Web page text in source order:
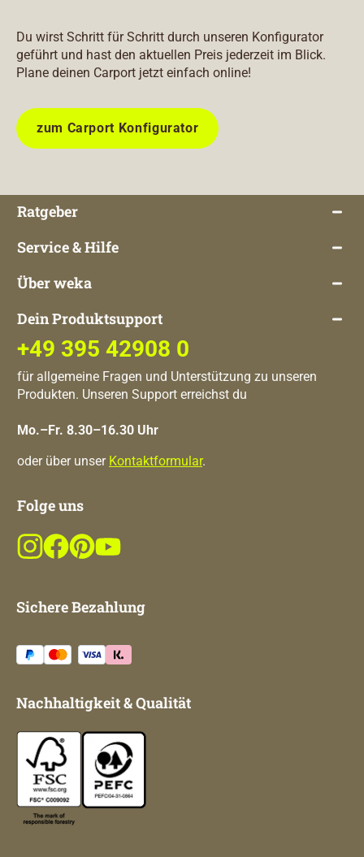
Du wirst Schritt für Schritt durch unseren Konfigurator
geführt und hast den aktuellen Preis jederzeit im Blick.
Plane deinen Carport jetzt einfach online!
zum Carport Konfigurator
Ratgeber
Service & Hilfe
Über weka
Dein Produktsupport
+49 395 42908 0
für allgemeine Fragen und Unterstützung zu unseren
Produkten. Unseren Support erreichst du
Mo.–Fr. 8.30–16.30 Uhr
oder über unser Kontaktformular.
Folge uns
Sichere Bezahlung
Nachhaltigkeit & Qualität